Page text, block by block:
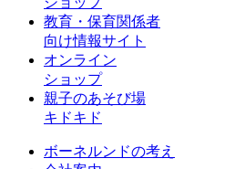
教育・保育関係者
向け情報サイト
オンライン
ショップ
親子のあそび場
キドキド
ボーネルンドの考え